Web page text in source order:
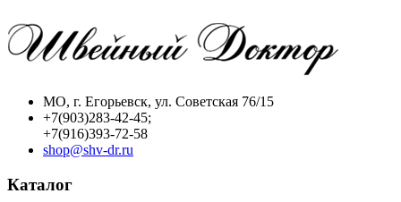
МО, г. Егорьевск, ул. Советская 76/15
+7(903)283-42-45;
+7(916)393-72-58
shop@shv-dr.ru
Каталог